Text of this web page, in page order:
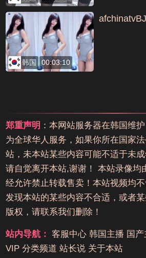
韩国 00:03:10
郑重声明 ：本网站服务器在韩国维
为全球华人服务，如果你所在国家
站，未本站某些内容可能不适于未
请自觉离开本站,谢谢！ 本站录像均
经允许禁止转载售卖！本站视频均
发现本站的某些内容不合适，或者
版权，请联系我们删除！
站内导航： 客服中心 韩国主播 国
VIP 分类频道 站长说 关于本站